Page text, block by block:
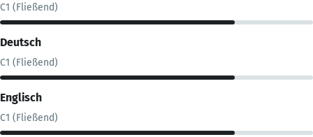
C1 (Fließend)
Deutsch
C1 (Fließend)
Englisch
C1 (Fließend)